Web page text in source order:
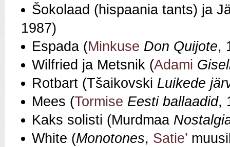
Šokolaad (hispaania tants) ja
1987)
Espada (Minkuse Don Quijote,
Wilfried ja Metsnik (Adami
Rotbart (Tšaikovski Luikede
Mees (Tormise Eesti ballaadid,
Kaks solisti (Murdmaa
White (Monotones, Satie’